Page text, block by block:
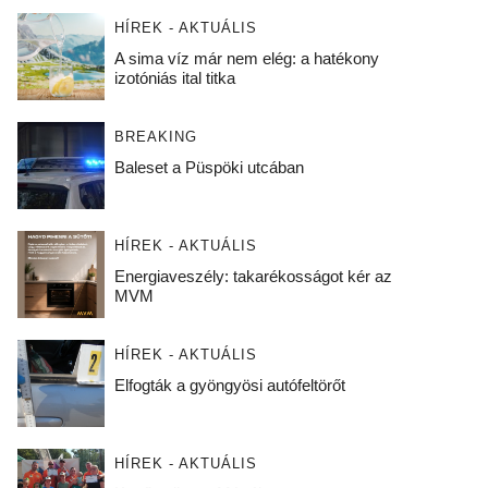
HÍREK - AKTUÁLIS
A sima víz már nem elég: a hatékony
izotóniás ital titka
BREAKING
Baleset a Püspöki utcában
HÍREK - AKTUÁLIS
Energiaveszély: takarékosságot kér az
MVM
HÍREK - AKTUÁLIS
Elfogták a gyöngyösi autófeltörőt
HÍREK - AKTUÁLIS